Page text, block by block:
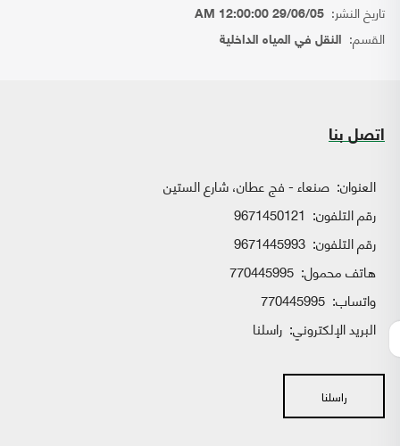
تاريخ النشر: 29/06/05 12:00:00 AM
القسم: النقل في المياه الداخلية
اتصل بنا
العنوان: صنعاء - فج عطان، شارع الستين
رقم التلفون: 9671450121
رقم التلفون: 9671445993
هاتف محمول: 770445995
واتساب:
البريد الإلكتروني: راسلنا
راسلنا